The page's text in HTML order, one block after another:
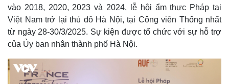
vào 2018, 2020, 2023 và 2024, lễ hội ẩm thực Pháp tại
Việt Nam trở lại thủ đô Hà Nội, tại Công viên Thống nhất
từ ngày 28-30/3/2025. Sự kiện được tổ chức với sự hỗ trợ
của Ủy ban nhân thành phố Hà Nội.